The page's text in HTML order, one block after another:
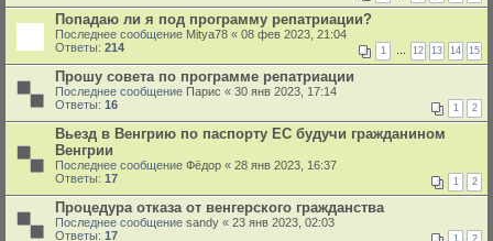
Попадаю ли я под программу репатриации?
Последнее сообщение Mitya78 « 08 фев 2023, 21:04
Ответы: 214 1 … 12 13 14 15
Прошу совета по программе репатриации
Последнее сообщение Парис « 30 янв 2023, 17:14
Ответы: 16 1 2
Вьезд в Венгрию по паспорту ЕС будучи гражданином
Венгрии
Последнее сообщение Фёдор « 28 янв 2023, 16:37
Ответы: 17 1 2
Процедура отказа от венгерского гражданства
Последнее сообщение sandy « 23 янв 2023, 02:03
Ответы: 17 1 2